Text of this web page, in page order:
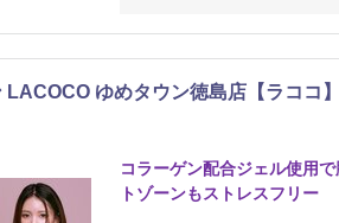
ゆめタウン徳島店【ラココ】
コラーゲン配合ジェル使用
トゾーンもストレスフリー